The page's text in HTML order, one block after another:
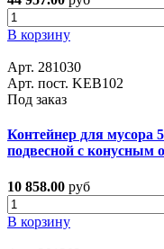
В корзину
Арт. 281030
Арт. пост. KEB102
Под заказ
Контейнер для
подвесной с конусным
10 858.00 руб
В корзину